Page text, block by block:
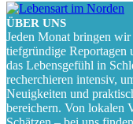
ÜBER UNS
Jeden Monat bringen
tiefgründige
das Lebensgefühl in
recherchieren intensiv,
Neuigkeiten und
bereichern. Von lokalen